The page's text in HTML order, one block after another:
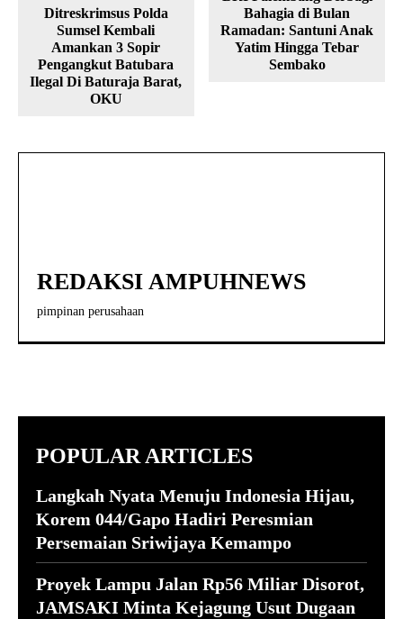
Ditreskrimsus Polda
Sumsel Kembali
Amankan 3 Sopir
Pengangkut Batubara
Ilegal Di Baturaja Barat,
OKU
Bahagia di Bulan
Ramadan: Santuni Anak
Yatim Hingga Tebar
Sembako
REDAKSI AMPUHNEWS
pimpinan perusahaan
POPULAR ARTICLES
Langkah Nyata Menuju Indonesia Hijau,
Korem 044/Gapo Hadiri Peresmian
Persemaian Sriwijaya Kemampo
Proyek Lampu Jalan Rp56 Miliar Disorot,
JAMSAKI Minta Kejagung Usut Dugaan